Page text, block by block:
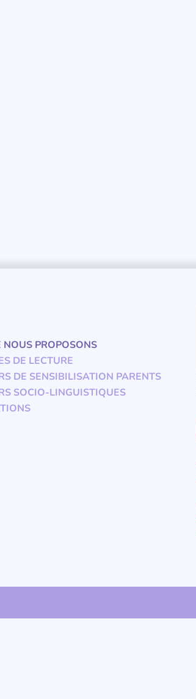
NOUS PROPOSONS
DE LECTURE
DE SENSIBILISATION PARENTS
SOCIO-LINGUISTIQUES